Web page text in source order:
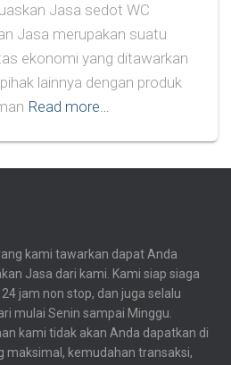
Jasa sedot WC
Jasa merupakan suatu
ekonomi yang ditawarkan
lainnya dengan produk
Read more…
kami tawarkan dapat Anda
Jasa dari kami. Kami siap siaga
jam non stop, dan juga selalu
mulai Senin sampai Minggu.
kami tidak akan Anda dapatkan di
maksimal, kemudahan transaksi,